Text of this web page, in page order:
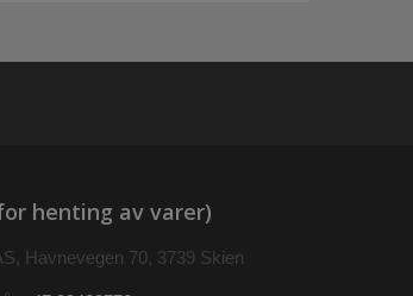
henting av varer)
Havnevegen 70, 3739 Skien